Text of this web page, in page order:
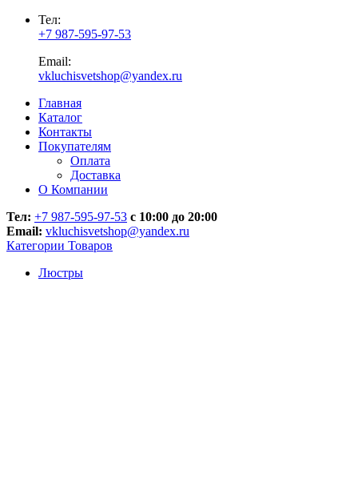
Тел:
+7 987-595-97-53
Email:
vkluchisvetshop@yandex.ru
Главная
Каталог
Контакты
Покупателям
Оплата
Доставка
О Компании
Тел: +7 987-595-97-53 с 10:00 до 20:00
Email: vkluchisvetshop@yandex.ru
Категории Товаров
Люстры